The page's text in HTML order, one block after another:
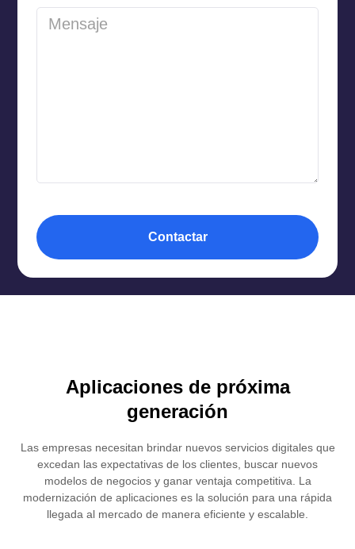
Contactar
Aplicaciones de próxima
generación
Las empresas necesitan brindar nuevos servicios digitales que
excedan las expectativas de los clientes, buscar nuevos
modelos de negocios y ganar ventaja competitiva. La
modernización de aplicaciones es la solución para una rápida
llegada al mercado de manera eficiente y escalable.